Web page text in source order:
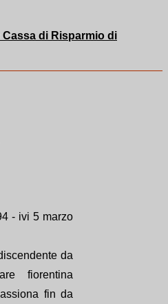
di Risparmio di
- ivi 5 marzo
da
fiorentina
fin da